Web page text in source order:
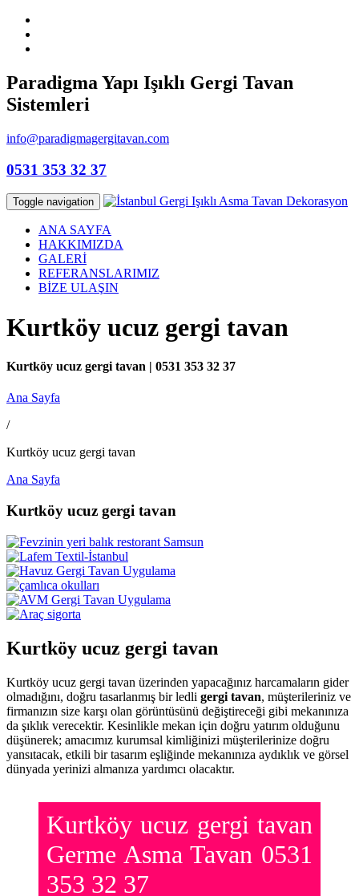
Paradigma Yapı Işıklı Gergi Tavan
Sistemleri
info@paradigmagergitavan.com
0531 353 32 37
Toggle navigation
ANA SAYFA
HAKKIMIZDA
GALERİ
REFERANSLARIMIZ
BİZE ULAŞIN
Kurtköy ucuz gergi tavan
Kurtköy ucuz gergi tavan | 0531 353 32 37
Ana Sayfa
/
Kurtköy ucuz gergi tavan
Ana Sayfa
Kurtköy ucuz gergi tavan
Kurtköy ucuz gergi tavan
Kurtköy ucuz gergi tavan üzerinden yapacağınız harcamaların gider
olmadığını, doğru tasarlanmış bir ledli gergi tavan, müşterileriniz ve
firmanızın size karşı olan görüntüsünü değiştireceği gibi mekanınıza
da şıklık verecektir. Kesinlikle mekan için doğru yatırım olduğunu
düşünerek; amacımız kurumsal kimliğinizi müşterilerinize doğru
yansıtacak, etkili bir tasarım eşliğinde mekanınıza aydıklık ve görsel
dünyada yerinizi almanıza yardımcı olacaktır.
Kurtköy ucuz gergi tavan
Germe Asma Tavan 0531
353 32 37